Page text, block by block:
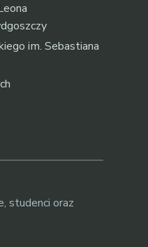
im. Sebastiana
studenci oraz